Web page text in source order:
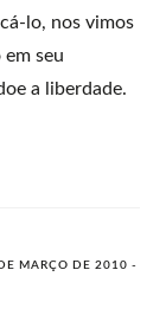
lo, nos vimos
seu
a liberdade.
MARÇO DE 2010 -